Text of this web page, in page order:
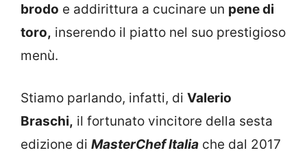
brodo e addirittura a cucinare un pene di
toro, inserendo il piatto nel suo prestigioso
menù.
Stiamo parlando, infatti, di Valerio
Braschi, il fortunato vincitore della sesta
edizione di MasterChef Italia che dal 2017